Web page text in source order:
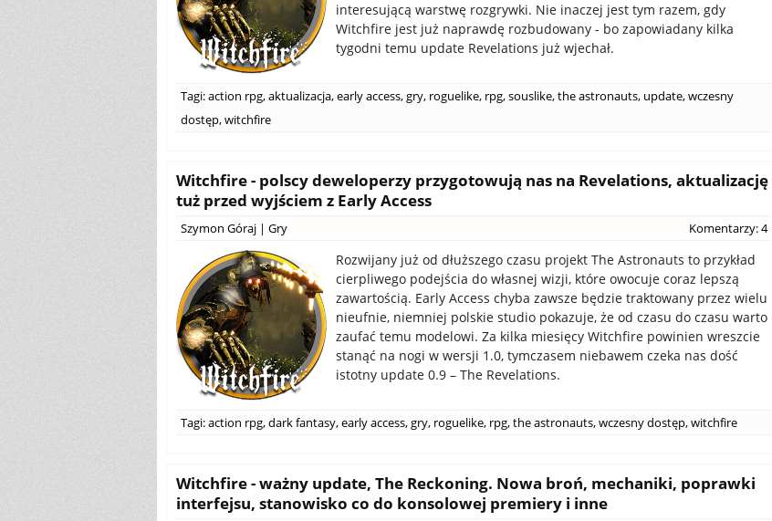
interesującą warstwę rozgrywki. Nie inaczej jest tym razem, gdy
Witchfire jest już naprawdę rozbudowany - bo zapowiadany kilka
tygodni temu update Revelations już wjechał.
Tagi:action rpg,aktualizacja,early access,gry, roguelike, rpg,souslike,the astronauts, update,wczesny
dostęp,witchfire
Witchfire - polscy deweloperzy przygotowują nas na Revelations, aktualizację
tuż przed wyjściem z Early Access
Szymon Góraj | Gry Komentarzy: 4
Rozwijany już od dłuższego czasu projekt The Astronauts to przykład
cierpliwego podejścia do własnej wizji, które owocuje coraz lepszą
zawartością. Early Access chyba zawsze będzie traktowany przez wielu
nieufnie, niemniej polskie studio pokazuje, że od czasu do czasu warto
zaufać temu modelowi. Za kilka miesięcy Witchfire powinien wreszcie
stanąć na nogi w wersji 1.0, tymczasem niebawem czeka nas dość
istotny update 0.9 – The Revelations.
Tagi:action rpg,dark fantasy,early access,gry, roguelike, rpg,the astronauts,wczesny dostęp,witchfire
Witchfire - ważny update, The Reckoning. Nowa broń, mechaniki, poprawki
interfejsu, stanowisko co do konsolowej premiery i inne